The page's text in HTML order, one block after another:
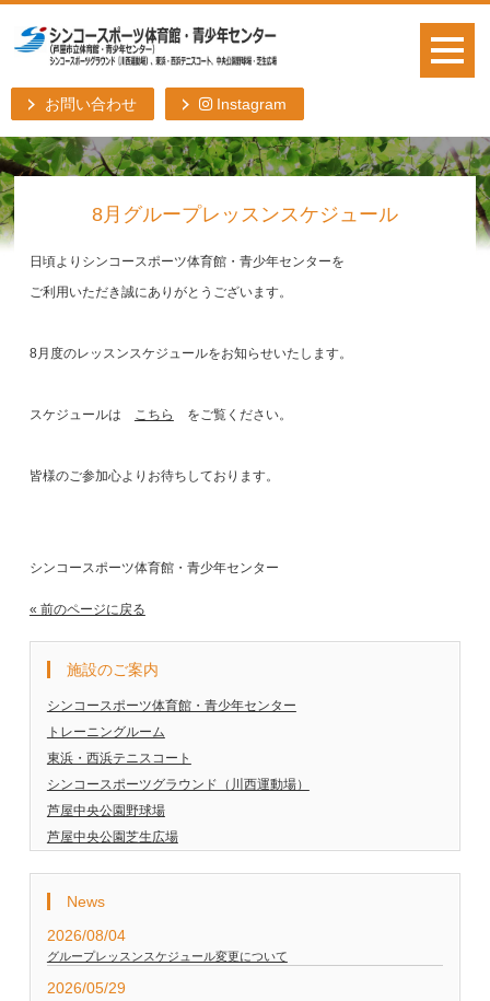
お問い合わせ Instagram
8月グループレッスンスケジュール
日頃よりシンコースポーツ体育館・青少年センターを
ご利用いただき誠にありがとうございます。
8月度のレッスンスケジュールをお知らせいたします。
スケジュールは こちら をご覧ください。
皆様のご参加心よりお待ちしております。
シンコースポーツ体育館・青少年センター
« 前のページに戻る
施設のご案内
シンコースポーツ体育館・青少年センター
トレーニングルーム
東浜・西浜テニスコート
シンコースポーツグラウンド（川西運動場）
芦屋中央公園野球場
芦屋中央公園芝生広場
News
2026/08/04
グループレッスンスケジュール変更について
2026/05/29